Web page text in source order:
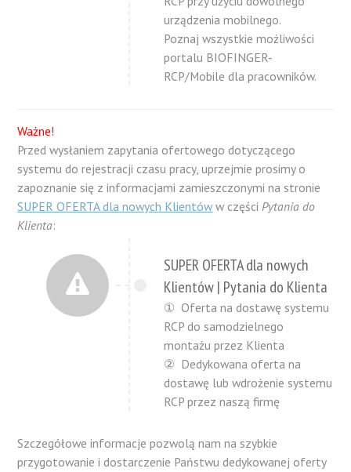
urządzenia mobilnego.
Poznaj wszystkie możliwości
portalu BIOFINGER-
RCP/Mobile dla pracowników.
Ważne!
Przed wysłaniem zapytania ofertowego dotyczącego
systemu do rejestracji czasu pracy, uprzejmie prosimy o
zapoznanie się z informacjami zamieszczonymi na stronie
SUPER OFERTA dla nowych Klientóww częściPytania do
Klienta:
SUPER OFERTA dla nowych
Klientów | Pytania do Klienta
① Oferta na dostawę systemu
RCP do samodzielnego
montażu przez Klienta
② Dedykowana oferta na
dostawę lub wdrożenie systemu
RCP przez naszą firmę
Szczegółowe informacje pozwolą nam na szybkie
przygotowanie i dostarczenie Państwu dedykowanej oferty